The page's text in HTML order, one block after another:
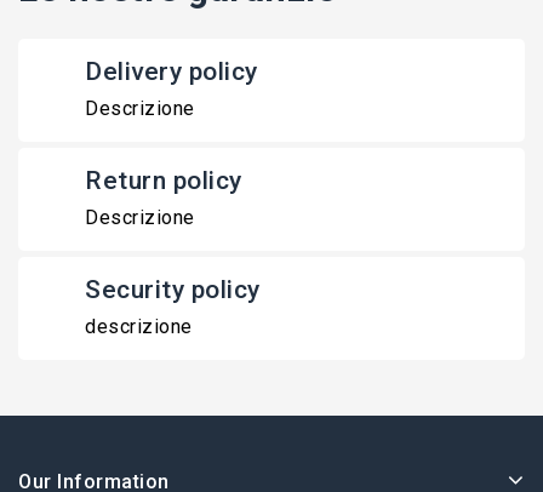
Delivery policy
Descrizione
Return policy
Descrizione
Security policy
descrizione
Our Information